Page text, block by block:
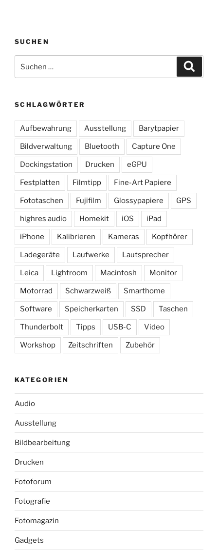
SUCHEN
nach:
SCHLAGWÖRTER
Aufbewahrung Ausstellung Barytpapier
Bildverwaltung Bluetooth Capture One
Dockingstation Drucken eGPU
Festplatten Filmtipp Fine-Art Papiere
Fototaschen Fujifilm Glossypapiere GPS
highres audio Homekit iOS iPad
iPhone Kalibrieren Kameras Kopfhörer
Ladegeräte Laufwerke Lautsprecher
Leica Lightroom Macintosh Monitor
Motorrad Schwarzweiß Smarthome
Software Speicherkarten SSD Taschen
Thunderbolt Tipps USB-C Video
Workshop Zeitschriften Zubehör
KATEGORIEN
Audio
Ausstellung
Bildbearbeitung
Drucken
Fotoforum
Fotografie
Fotomagazin
Gadgets